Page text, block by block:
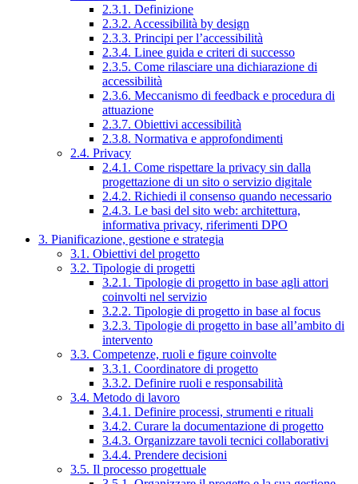
2.3.1. Definizione
2.3.2. Accessibilità by design
2.3.3. Principi per l’accessibilità
2.3.4. Linee guida e criteri di successo
2.3.5. Come rilasciare una dichiarazione di
accessibilità
2.3.6. Meccanismo di feedback e procedura di
attuazione
2.3.7. Obiettivi accessibilità
2.3.8. Normativa e approfondimenti
2.4. Privacy
2.4.1. Come rispettare la privacy sin dalla
progettazione di un sito o servizio digitale
2.4.2. Richiedi il consenso quando necessario
2.4.3. Le basi del sito web: architettura,
informativa privacy, riferimenti DPO
3. Pianificazione, gestione e strategia
3.1. Obiettivi del progetto
3.2. Tipologie di progetti
3.2.1. Tipologie di progetto in base agli attori
coinvolti nel servizio
3.2.2. Tipologie di progetto in base al focus
3.2.3. Tipologie di progetto in base all’ambito di
intervento
3.3. Competenze, ruoli e figure coinvolte
3.3.1. Coordinatore di progetto
3.3.2. Definire ruoli e responsabilità
3.4. Metodo di lavoro
3.4.1. Definire processi, strumenti e rituali
3.4.2. Curare la documentazione di progetto
3.4.3. Organizzare tavoli tecnici collaborativi
3.4.4. Prendere decisioni
3.5. Il processo progettuale